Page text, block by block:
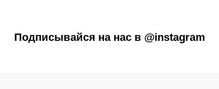
Подписывайся на нас в @instagram